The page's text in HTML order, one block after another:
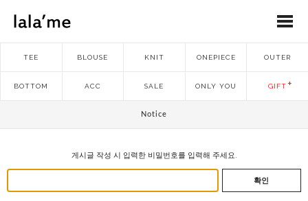
TEE BLOUSE KNIT ONEPIECE OUTER
BOTTOM ACC SALE ONLY YOU GIFT
Notice
게시글 작성 시 입력한 비밀번호를 입력해 주세요.
확인